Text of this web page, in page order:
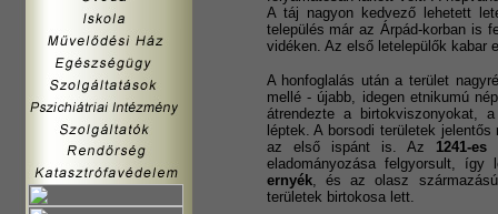
A táj nagyon kedvező lehetett
település már az Árpád-korban is
vidéken. Az első letelepülők kabar
A honfoglalás után a terület
mellé - újabb, idegen etnikumú
átrendezte a birtokviszonyokat,
léptek. A borsodi területek
az első ispánt is. Az 1241-
eladományozása felgyorsult,
ernyék, és az olasz
területek birtokosa lett.